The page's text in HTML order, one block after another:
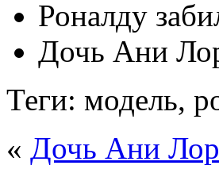
Роналду
Дочь Ани
Теги: модель,
« Дочь Ани